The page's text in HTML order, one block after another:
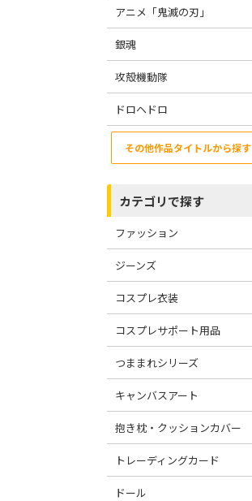
アニメ「鬼滅の刃」
銀魂
攻殻機動隊
ドロヘドロ
その他作品タイトルから探す
カテゴリで探す
ファッション
ジーンズ
コスプレ衣装
コスプレサポート用品
つままれシリーズ
キャンバスアート
抱き枕・クッションカバー
トレーディングカード
ドール